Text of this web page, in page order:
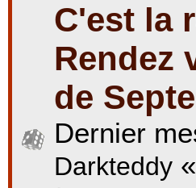
C'est la
Rendez
de
Dernier
Darkteddy «